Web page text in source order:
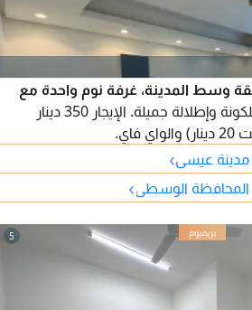
وسط المدينة، غرفة نوم واحدة مع
صالة وحمام، ومطبخ، مع بلكونة وإطلالة جميلة. الإيجار 350 دينار
عيسى›
الوسطى›
5